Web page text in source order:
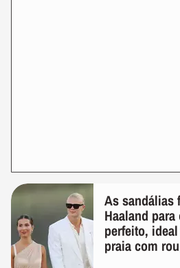
As sandálias
Haaland
perfeito,
praia com